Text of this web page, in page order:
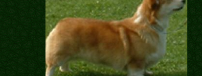
Блог
Галереї